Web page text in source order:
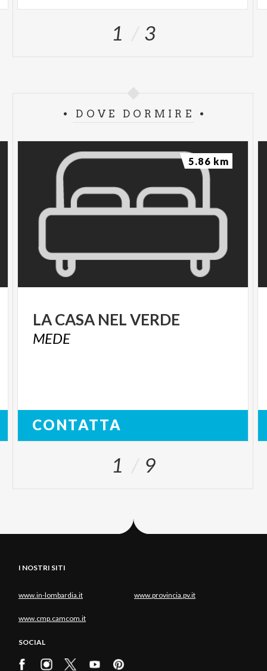
1 3
DOVE DORMIRE
LACASA NELVERDE
MEDE
CONTATTA
5.86 km
1 9
I NOSTRI SITI
www.in-lombardia.it www.provincia.pv.it
www.cmp.camcom.it
SOCIAL